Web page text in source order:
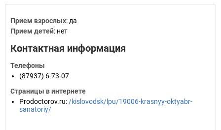
Прием взрослых: да
Прием детей: нет
Контактная информация
Телефоны
(87937) 6-73-07
Страницы в интернете
Prodoctorov.ru: /kislovodsk/lpu/19006-krasnyy-oktyabr-
sanatoriy/